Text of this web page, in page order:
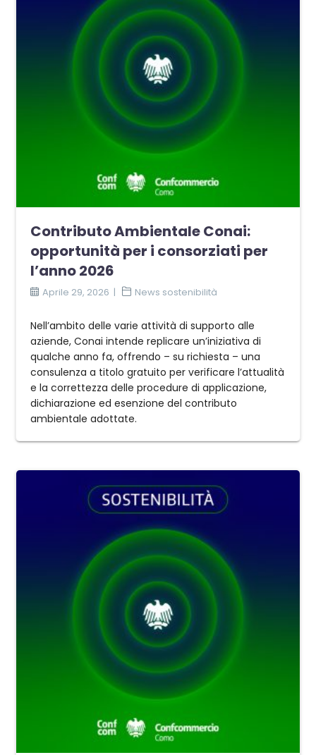
Contributo Ambientale Conai:
opportunità per i consorziati per
l’anno 2026
Aprile 29, 2026 News sostenibilità
Nell’ambito delle varie attività di supporto alle
aziende, Conai intende replicare un’iniziativa di
qualche anno fa, offrendo – su richiesta – una
consulenza a titolo gratuito per verificare l’attualità
e la correttezza delle procedure di applicazione,
dichiarazione ed esenzione del contributo
ambientale adottate.